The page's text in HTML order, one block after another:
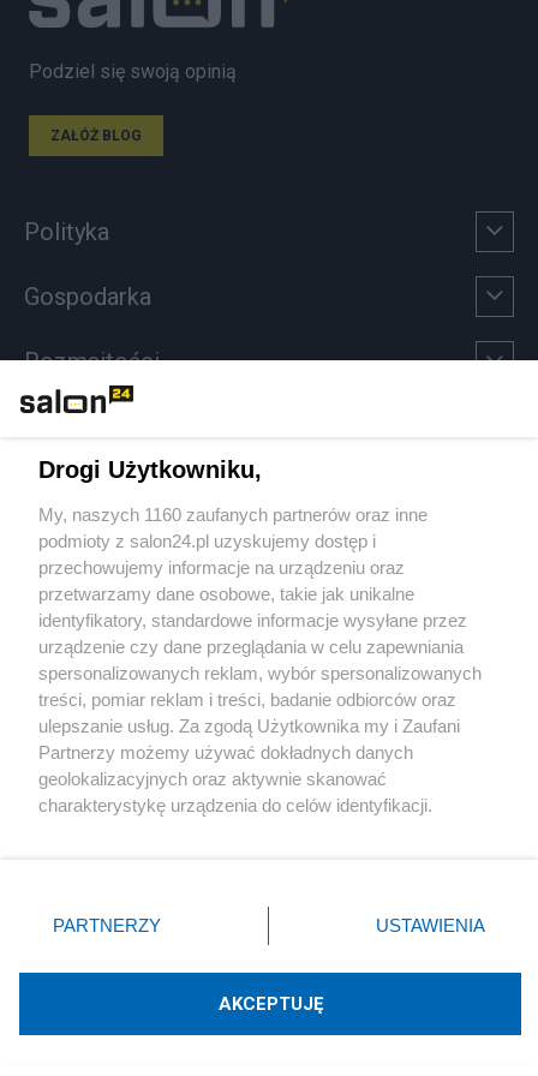
Podziel się swoją opinią
ZAŁÓŻ BLOG
Polityka
Gospodarka
Rozmaitości
Sport
Społeczeństwo
Kultura
X Facebook Instagram Youtube
Technologię dostarcza:W3media.pl
Drogi Użytkowniku,
My, naszych 1160 zaufanych partnerów oraz inne
podmioty z salon24.pl uzyskujemy dostęp i
przechowujemy informacje na urządzeniu oraz
przetwarzamy dane osobowe, takie jak unikalne
identyfikatory, standardowe informacje wysyłane przez
urządzenie czy dane przeglądania w celu zapewniania
spersonalizowanych reklam, wybór spersonalizowanych
treści, pomiar reklam i treści, badanie odbiorców oraz
ulepszanie usług. Za zgodą Użytkownika my i Zaufani
Partnerzy możemy używać dokładnych danych
geolokalizacyjnych oraz aktywnie skanować
charakterystykę urządzenia do celów identyfikacji.
zmienić/wycofać klikając przycisk ustawień prywatności
znajdujący się w lewym dolnym rogu strony
rodzaje przetwarzania danych nie wymagają zgody
użytkownika, ale masz prawo sprzeciwić się takiemu
PARTNERZY USTAWIENIA
AKCEPTUJĘ